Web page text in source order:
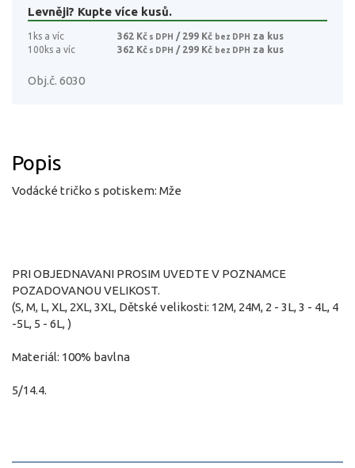
Levněji? Kupte více kusů.
1ks a víc 362 Kč s DPH / 299 Kč bez DPH za kus
100ks a víc
362 Kč s DPH / 299 Kč bez DPH za kus
Obj.č. 6030
Popis
Vodácké tričko s potiskem: Mže
PRI OBJEDNAVANI PROSIM UVEDTE V POZNAMCE
POZADOVANOU VELIKOST.
(S, M, L, XL, 2XL, 3XL, Dětské velikosti: 12M, 24M, 2 - 3L, 3 - 4L, 4
-5L, 5 - 6L, )
Materiál: 100% bavlna
5/14.4.